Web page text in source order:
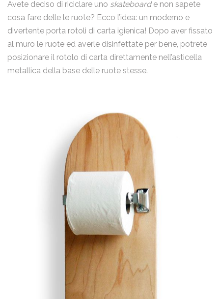
Avete deciso di riciclare uno skateboarde non sapete
cosa fare delle le ruote? Ecco l’idea: un moderno e
divertente porta rotoli di carta igienica! Dopo aver fissato
al muro le ruote ed averle disinfettate per bene, potrete
posizionare il rotolo di carta direttamente nell’asticella
metallica della base delle ruote stesse.